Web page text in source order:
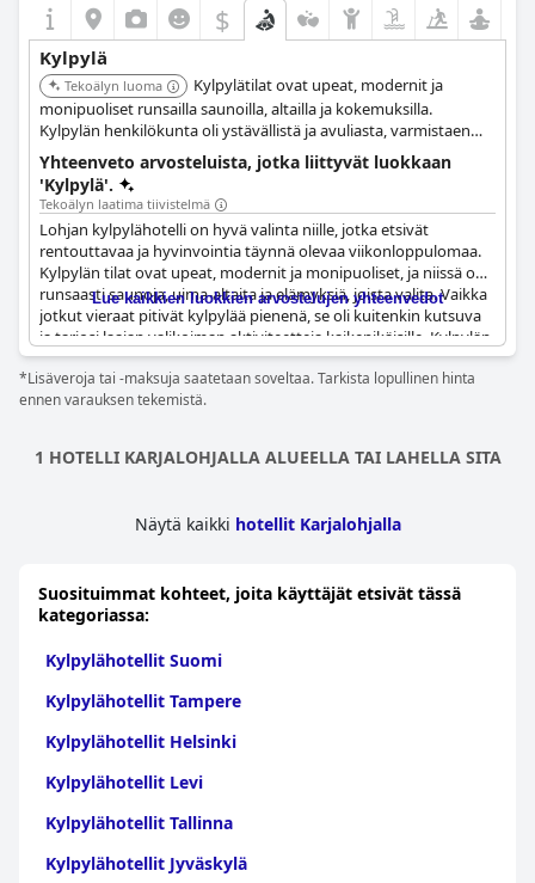
$
Kylpylä
Tekoälyn luoma
Kylpylätilat ovat upeat, modernit ja
monipuoliset runsailla saunoilla, altailla ja kokemuksilla.
Kylpylän henkilökunta oli ystävällistä ja avuliasta, varmistaen
miellyttävän ja nautinnollisen kokemuksen kaikille.
Sumusuihkuista kiipeilyseiniin, vieraat olivat vaikuttuneita
kylpylän ainutlaatuisista ominaisuuksista.
Yhteenveto arvosteluista, jotka liittyvät luokkaan
'Kylpylä'.
Tekoälyn laatima tiivistelmä
Lohjan kylpylähotelli on hyvä valinta niille, jotka etsivät
rentouttavaa ja hyvinvointia täynnä olevaa viikonloppulomaa.
Kylpylän tilat ovat upeat, modernit ja monipuoliset, ja niissä on
runsaasti saunoja, uima-altaita ja elämyksiä, joista valita. Vaikka
jotkut vieraat pitivät kylpylää pienenä, se oli kuitenkin kutsuva
ja tarjosi laajan valikoiman aktiviteetteja kaikenikäisille. Kylpylän
henkilökunta oli ystävällistä ja avuliasta, mikä varmisti
miellyttävän ja nautinnollisen kokemuksen kaikille.
Sumusuihkuista kiipeilyseiniin, vieraat olivat vaikuttuneita
virkistymiselle. Kaiken kaikkiaan kylpyläosasto on tämän
Lue kaikkien luokkien arvostelujen yhteenvedot
*Lisäveroja tai -maksuja saatetaan soveltaa. Tarkista lopullinen hinta
ennen varauksen tekemistä.
1 HOTELLI KARJALOHJALLA ALUEELLA TAI LAHELLA SITA
Näytä kaikki hotellit Karjalohjalla
Suosituimmat kohteet, joita käyttäjät etsivät tässä
kategoriassa:
Kylpylähotellit Suomi
Kylpylähotellit Tampere
Kylpylähotellit Helsinki
Kylpylähotellit Levi
Kylpylähotellit Tallinna
Kylpylähotellit Jyväskylä